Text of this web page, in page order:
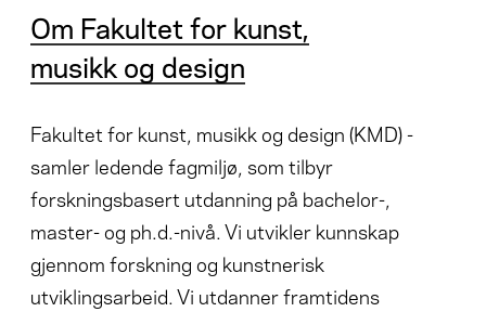
Om Fakultet for kunst,
musikk og design
Fakultet for kunst, musikk og design (KMD) -
samler ledende fagmiljø, som tilbyr
forskningsbasert utdanning på bachelor-,
master- og ph.d.-nivå. Vi utvikler kunnskap
gjennom forskning og kunstnerisk
utviklingsarbeid. Vi utdanner framtidens